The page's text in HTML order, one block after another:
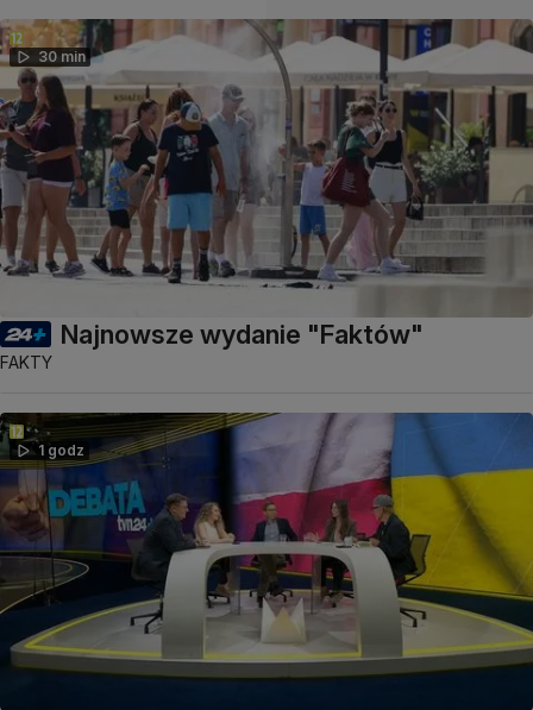
30 min
Najnowsze wydanie "Faktów"
FAKTY
1 godz